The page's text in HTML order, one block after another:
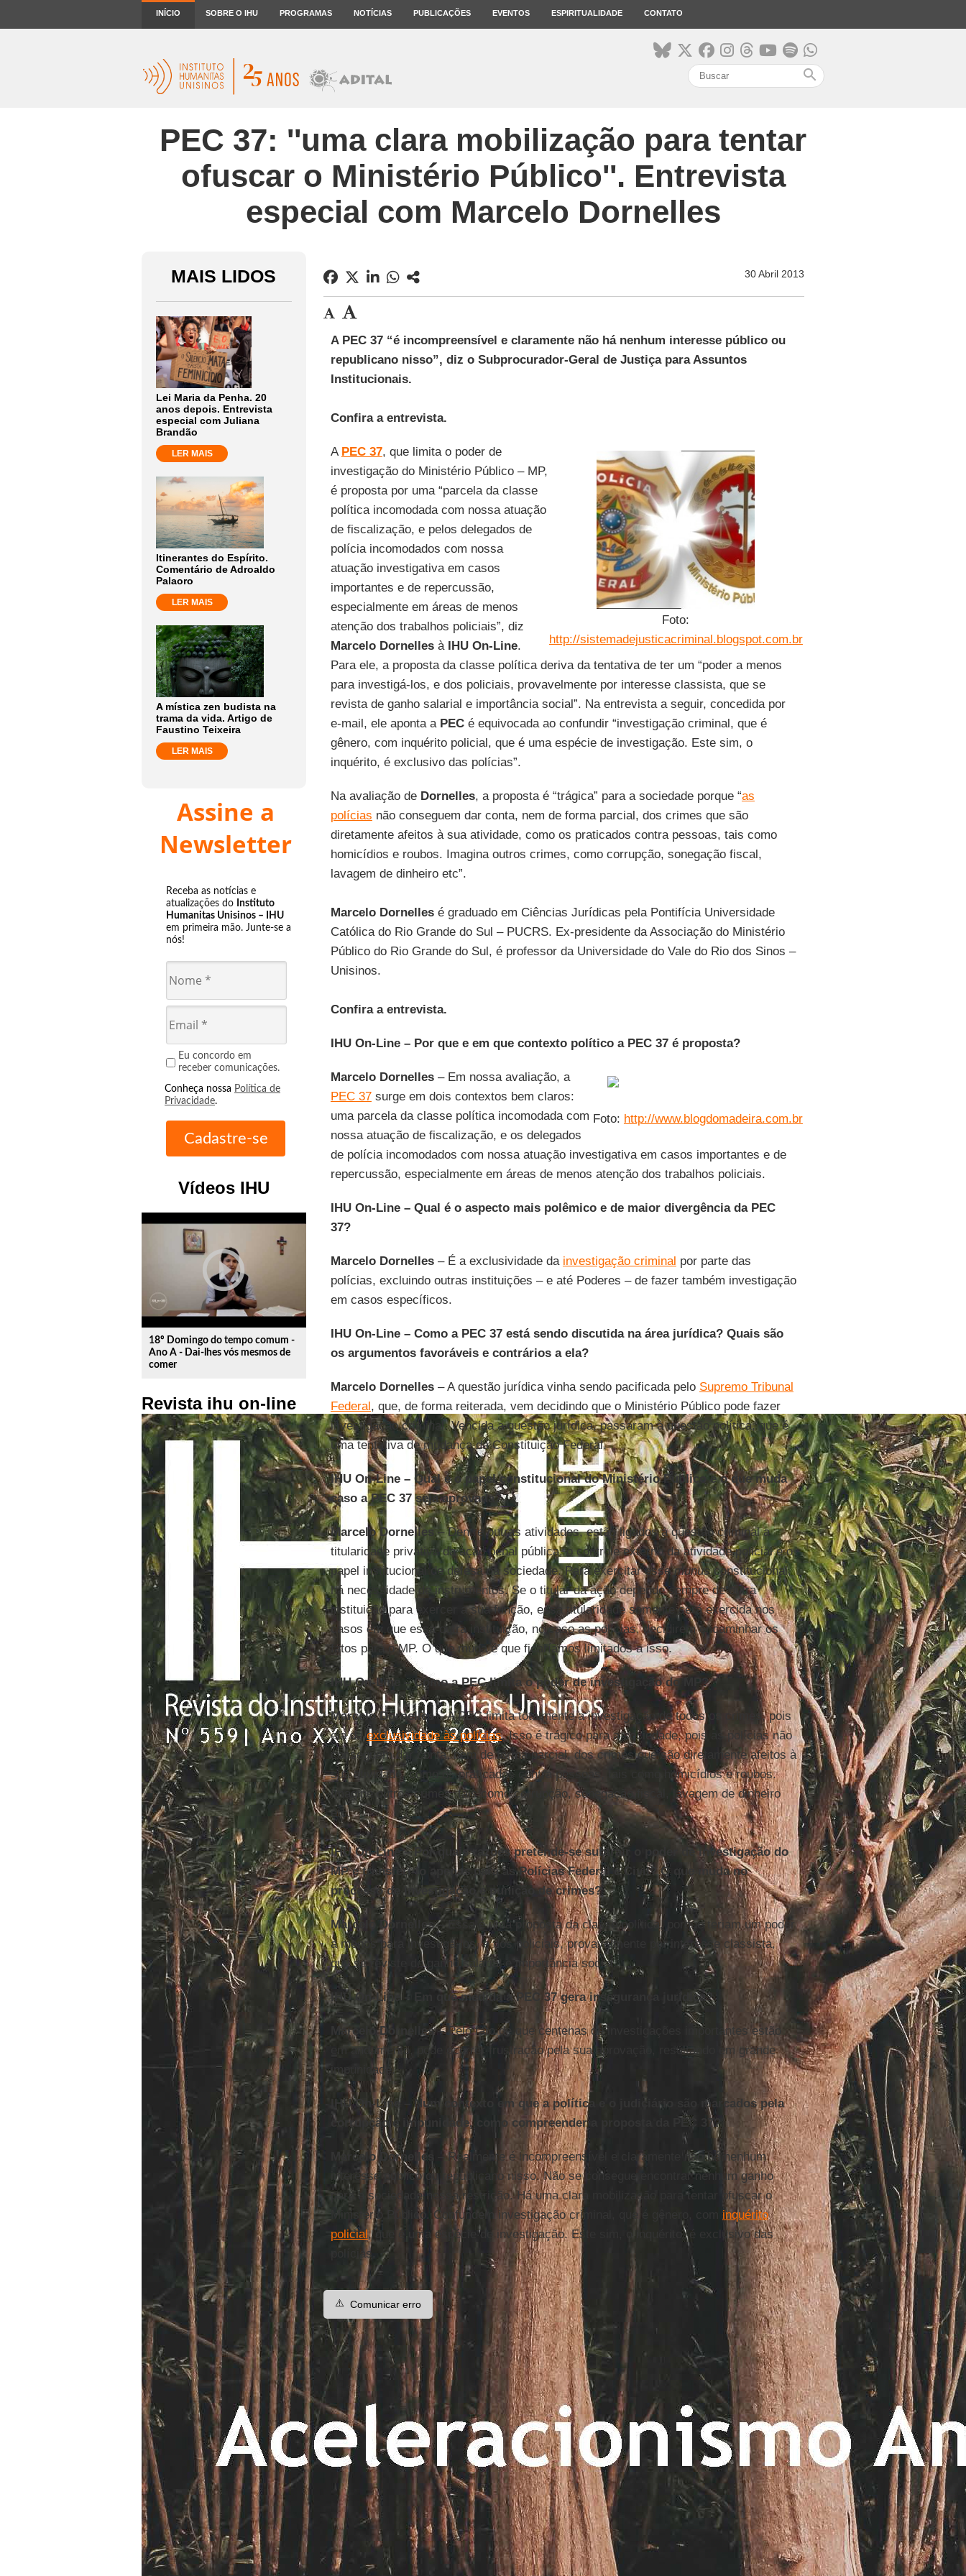
INÍCIO SOBRE O IHU PROGRAMAS NOTÍCIAS PUBLICAÇÕES EVENTOS ESPIRITUALIDADE CONTATO
search
PEC 37: ''uma clara mobilização para tentar
ofuscar o Ministério Público''. Entrevista
especial com Marcelo Dornelles
MAIS LIDOS
Lei Maria da Penha. 20
anos depois. Entrevista
especial com Juliana
Brandão
LER MAIS
Itinerantes do Espírito.
Comentário de Adroaldo
Palaoro
LER MAIS
A mística zen budista na
trama da vida. Artigo de
Faustino Teixeira
LER MAIS
Assine a
Newsletter
Receba as notícias e
atualizações do Instituto
Humanitas Unisinos – IHU
em primeira mão. Junte-se a
nós!
Eu concordo em
receber comunicações.
Conheça nossa Política de
Privacidade.
Vídeos IHU
play_circle_outline
18º Domingo do tempo comum -
Ano A - Dai-lhes vós mesmos de
comer
Revista ihu on-line
30 Abril 2013
A PEC 37 “é incompreensível e claramente não há nenhum interesse público ou
republicano nisso”, diz o Subprocurador-Geral de Justiça para Assuntos
Institucionais.
Confira a entrevista.
Foto:
http://sistemadejusticacriminal.blogspot.com.br
A PEC 37, que limita o poder de
investigação do Ministério Público – MP,
é proposta por uma “parcela da classe
política incomodada com nossa atuação
de fiscalização, e pelos delegados de
polícia incomodados com nossa
atuação investigativa em casos
importantes e de repercussão,
especialmente em áreas de menos
atenção dos trabalhos policiais”, diz
Marcelo Dornellesà IHU On-Line.
Para ele, a proposta da classe política deriva da tentativa de ter um “poder a menos
para investigá-los, e dos policiais, provavelmente por interesse classista, que se
revista de ganho salarial e importância social”. Na entrevista a seguir, concedida por
e-mail, ele aponta a PECé equivocada ao confundir “investigação criminal, que é
gênero, com inquérito policial, que é uma espécie de investigação. Este sim, o
inquérito, é exclusivo das polícias”.
Na avaliação de Dornelles, a proposta é “trágica” para a sociedade porque “as
polícias não conseguem dar conta, nem de forma parcial, dos crimes que são
diretamente afeitos à sua atividade, como os praticados contra pessoas, tais como
homicídios e roubos. Imagina outros crimes, como corrupção, sonegação fiscal,
lavagem de dinheiro etc”.
Marcelo Dornellesé graduado em Ciências Jurídicas pela Pontifícia Universidade
Católica do Rio Grande do Sul – PUCRS. Ex-presidente da Associação do Ministério
Público do Rio Grande do Sul, é professor da Universidade do Vale do Rio dos Sinos –
Unisinos.
Confira a entrevista.
IHU On-Line – Por que e em que contexto político a PEC 37 é proposta?
Foto: http://www.blogdomadeira.com.br
Marcelo Dornelles– Em nossa avaliação, a
PEC 37surge em dois contextos bem claros:
uma parcela da classe política incomodada com
nossa atuação de fiscalização, e os delegados
de polícia incomodados com nossa atuação investigativa em casos importantes e de
repercussão, especialmente em áreas de menos atenção dos trabalhos policiais.
IHU On-Line – Qual é o aspecto mais polêmico e de maior divergência da PEC
37?
Marcelo Dornelles– É a exclusividade da investigação criminal por parte das
polícias, excluindo outras instituições – e até Poderes – de fazer também investigação
em casos específicos.
IHU On-Line – Como a PEC 37 está sendo discutida na área jurídica? Quais são
os argumentos favoráveis e contrários a ela?
Marcelo Dornelles– A questão jurídica vinha sendo pacificada pelo Supremo Tribunal
Federal, que, de forma reiterada, vem decidindo que o Ministério Público pode fazer
investigação criminal. Vencida a questão jurídica, passaram à questão política, que é
uma tentativa de mudança da Constituição Federal.
IHU On-Line – Qual é o papel constitucional do Ministério Público e o que muda
caso a PEC 37 seja aprovada?
Marcelo Dornelles– Dentre outras atividades, estão ligados à questão criminal a
titularidade privativa da ação penal pública, o controle externo da atividade policial e o
papel institucional de defesa da sociedade. Para exercitar essemunusconstitucional,
há necessidade de instrumentos. Se o titular da ação depende sempre de outra
instituição para exercer a sua função, essa titularidade somente será exercida nos
casos em que essa outra instituição, no caso as polícias, decidirem encaminhar os
fatos para o MP. O que muda é que ficaríamos limitados a isso.
IHU On-Line – Como a PEC limita o poder de investigação do MP?
Marcelo Dornelles– A PEC limita totalmente a investigação de todos os crimes, pois
ela dáexclusividade às polícias. Isso é trágico para a sociedade, pois as polícias não
conseguem dar conta, nem de forma parcial, dos crimes que são diretamente afeitos à
sua atividade, como os praticados contra pessoas, tais como homicídios e roubos.
Imagine outros crimes, tais como corrupção, sonegação fiscal, lavagem de dinheiro
etc.
IHU On-Line – Por quais razões pretende-se subtrair o poder de investigação do
MP e transferi-lo apenas para as Polícias Federal e Civil? O que muda no
processo de investigação e punição de crimes?
Marcelo Dornelles– Essa é uma proposta da classe política, porque teriam um poder
a menos para investigá-los, e dos policiais, provavelmente por interesse classista,
que se reviste de ganho salarial e importância social.
IHU On-Line – Em que medida a PEC 37 gera insegurança jurídica?
Marcelo Dornelles– Pelo fato de que centenas de investigações importantes estão
em andamento, pode ocorrer frustração pela sua aprovação, resultando em grande
impunidade.
IHU On-Line – Num contexto em que a política e o judiciário são marcados pela
corrupção e impunidade, como compreender a proposta da PEC 37?
Marcelo Dornelles
– Realmente é incompreensível e claramente não há nenhum
interesse público ou republicano nisso. Não se consegue encontrar nenhum ganho
para a sociedade nessa restrição. Há uma clara mobilização para tentar ofuscar o
Ministério Público. Confundem investigação criminal, que é gênero, com inquérito
policial, que é uma espécie de investigação. Este sim, o inquérito, é exclusivo das
polícias.
⚠️ Comunicar erro